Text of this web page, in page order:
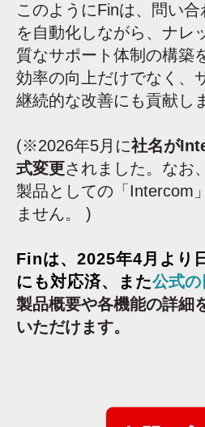
このようにFinは、問い
を自動化しながら、ナレ
質なサポート体制の構築
効率の向上だけでなく、
継続的な改善にも貢献し
(※2026年5月に社名が
式変更されました。なお
製品としての「Intercom
ません。 )
Finは、2025年4月より
にも対応済、また公式の
製品概要や各機能の詳細
いただけます。